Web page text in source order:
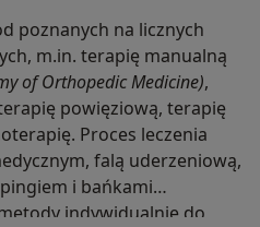
poznanych na licznych
m.in. terapię manualną
of Orthopedic Medicine),
powięziową, terapię
Proces leczenia
falą uderzeniową,
i bańkami
indywidualnie do